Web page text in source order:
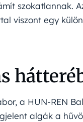
szokatlannak.
viszont egy
a HUN-REN
algák a